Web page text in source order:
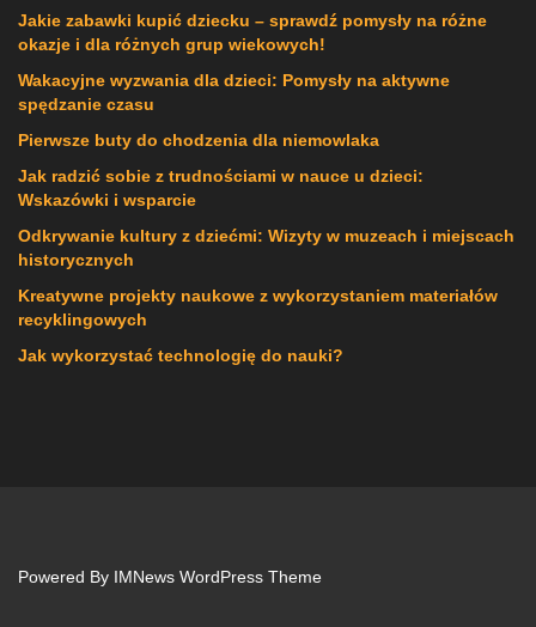
Jakie zabawki kupić dziecku – sprawdź pomysły na różne
okazje i dla różnych grup wiekowych!
Wakacyjne wyzwania dla dzieci: Pomysły na aktywne
spędzanie czasu
Pierwsze buty do chodzenia dla niemowlaka
Jak radzić sobie z trudnościami w nauce u dzieci:
Wskazówki i wsparcie
Odkrywanie kultury z dziećmi: Wizyty w muzeach i miejscach
historycznych
Kreatywne projekty naukowe z wykorzystaniem materiałów
recyklingowych
Jak wykorzystać technologię do nauki?
Powered By IMNews WordPress Theme